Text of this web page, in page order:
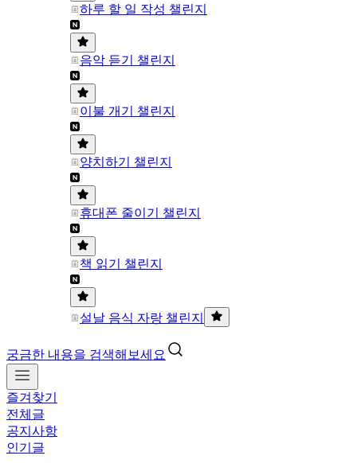
하루 할 일 작성 챌린지
음악 듣기 챌린지
이불 개기 챌린지
양치하기 챌린지
휴대폰 줄이기 챌린지
책 읽기 챌린지
설날 음식 자랑 챌린지
궁금한 내용을 검색해보세요
즐겨찾기
전체글
공지사항
인기글